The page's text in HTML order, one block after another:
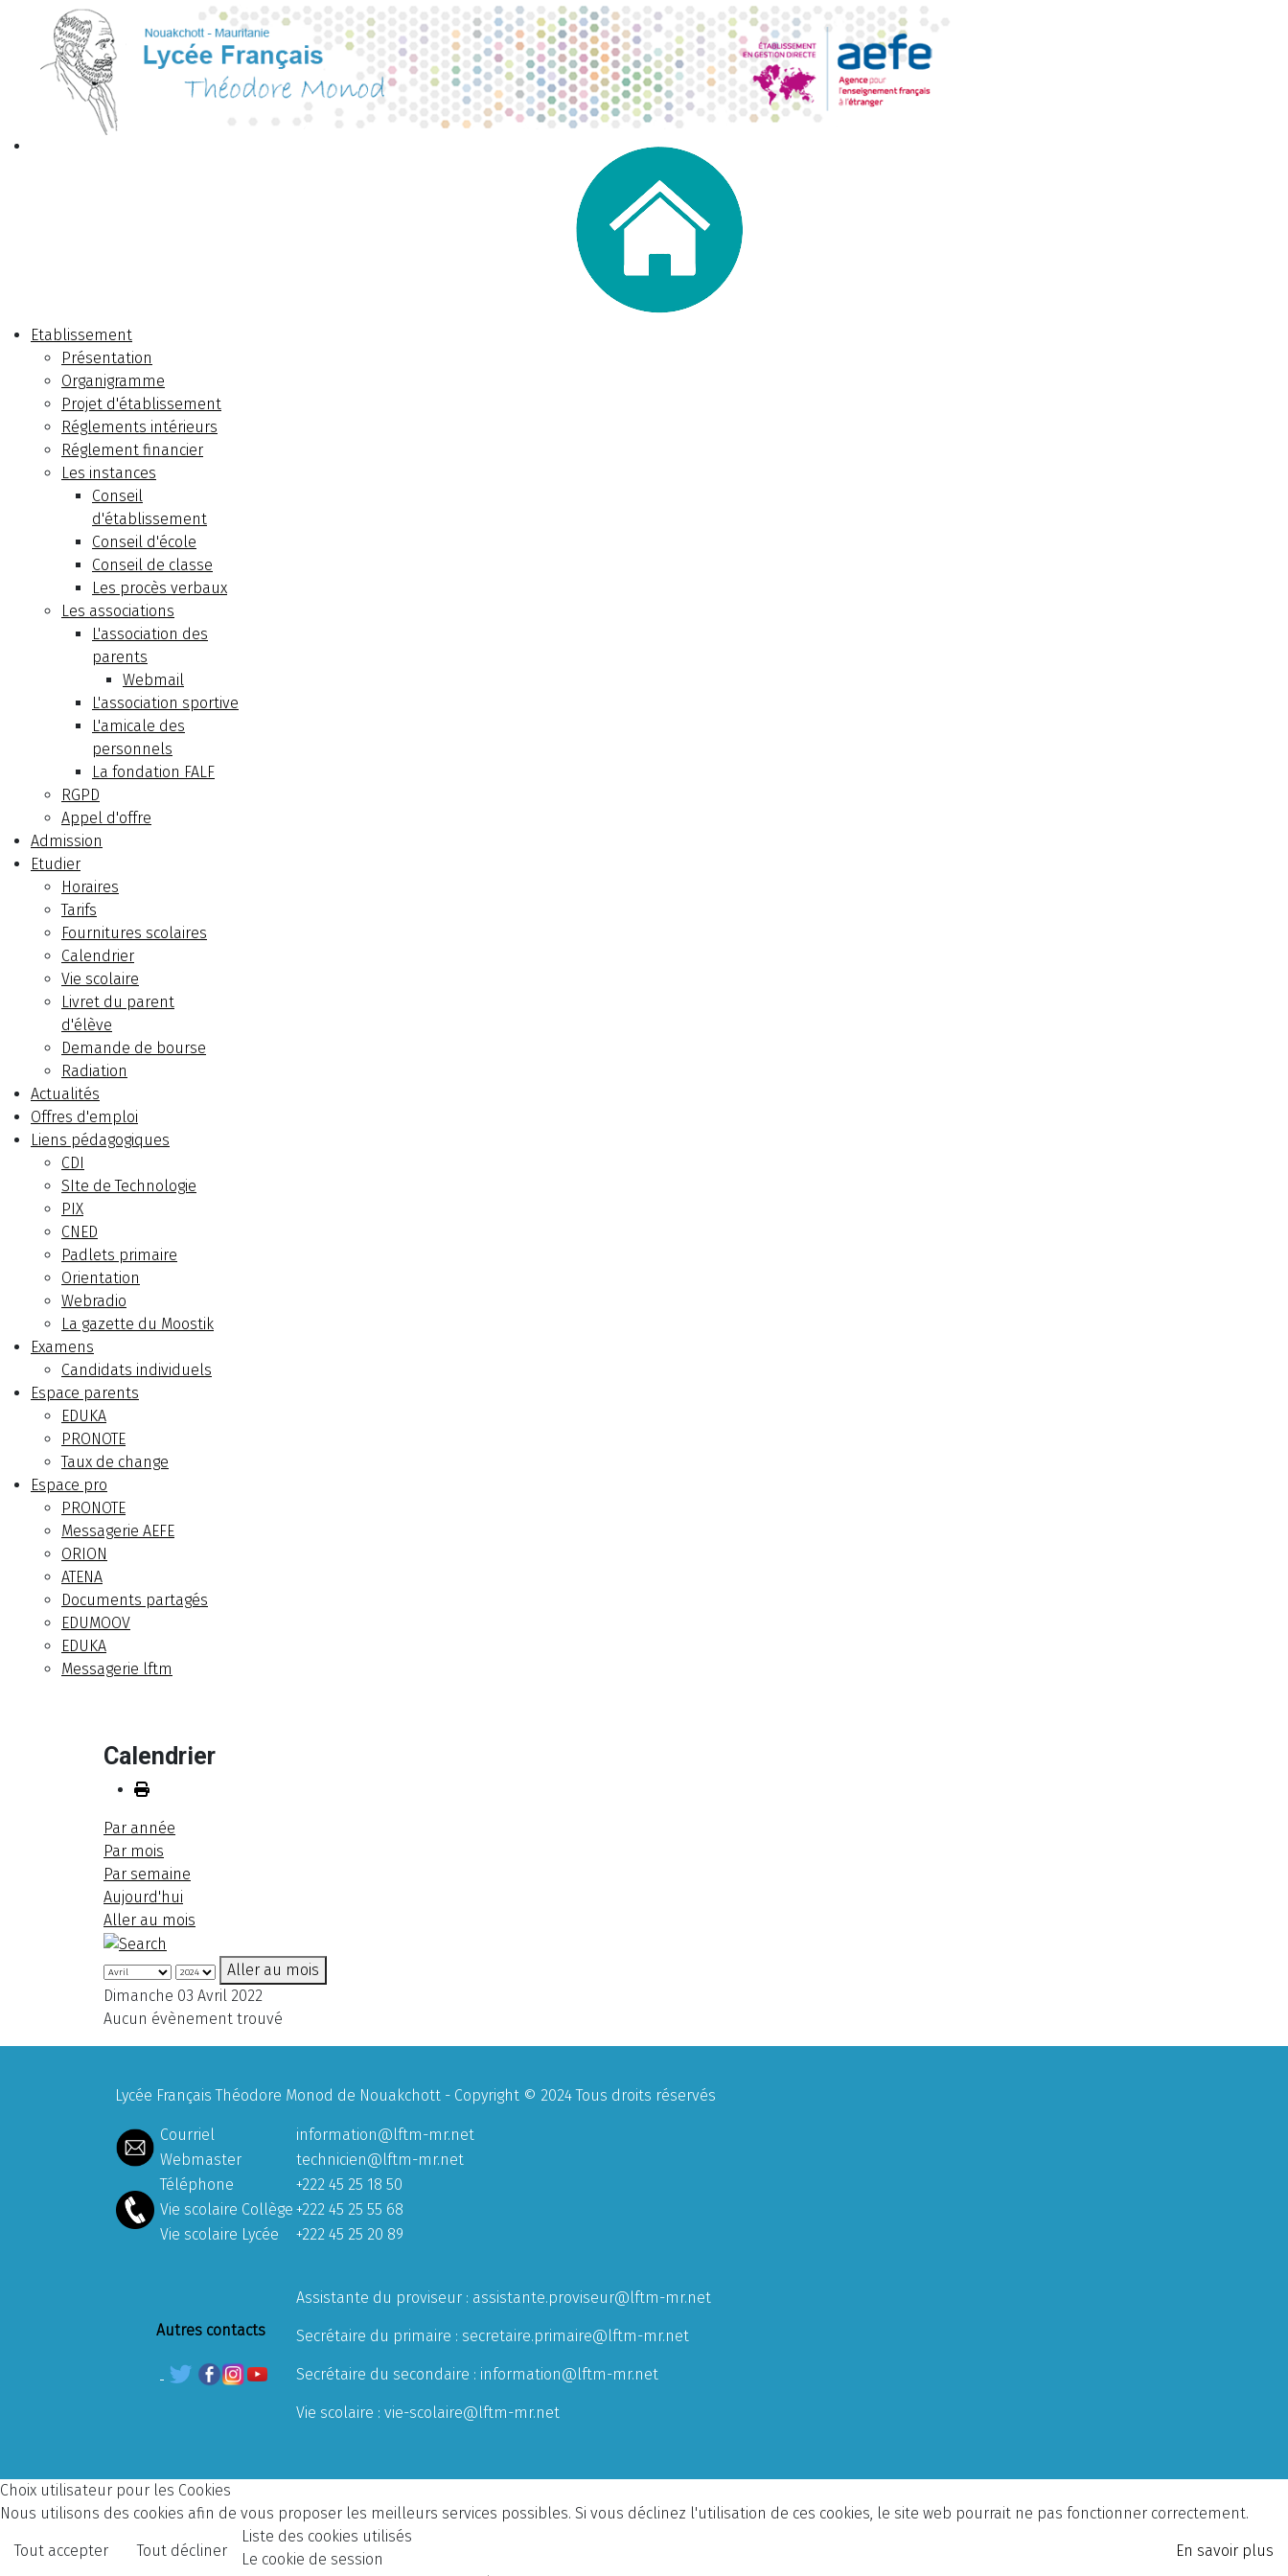
Etablissement
Présentation
Organigramme
Projet d'établissement
Réglements intérieurs
Réglement financier
Les instances
Conseil
d'établissement
Conseil d'école
Conseil de classe
Les procès verbaux
Les associations
L'association des
parents
Webmail
L'association sportive
L'amicale des
personnels
La fondation FALF
RGPD
Appel d'offre
Admission
Etudier
Horaires
Tarifs
Fournitures scolaires
Calendrier
Vie scolaire
Livret du parent
d'élève
Demande de bourse
Radiation
Actualités
Offres d'emploi
Liens pédagogiques
CDI
SIte de Technologie
PIX
CNED
Padlets primaire
Orientation
Webradio
La gazette du Moostik
Examens
Candidats individuels
Espace parents
EDUKA
PRONOTE
Taux de change
Espace pro
PRONOTE
Messagerie AEFE
ORION
ATENA
Documents partagés
EDUMOOV
EDUKA
Messagerie lftm
Calendrier
Par année
Par mois
Par semaine
Aujourd'hui
Aller au mois
Aller au mois
Dimanche 03 Avril 2022
Aucun évènement trouvé
Lycée Français Théodore Monod de Nouakchott - Copyright © 2024 Tous droits réservés
Courriel
information@lftm-mr.net
Webmaster
technicien@lftm-mr.net
Téléphone
+222 45 25 18 50
Vie scolaire Collège +222 45 25 55 68
Vie scolaire Lycée
+222 45 25 20 89
Autres contacts
Assistante du proviseur : assistante.proviseur@lftm-mr.net
Secrétaire du primaire : secretaire.primaire@lftm-mr.net
Secrétaire du secondaire : information@lftm-mr.net
Vie scolaire : vie-scolaire@lftm-mr.net
Choix utilisateur pour les Cookies
Nous utilisons des cookies afin de vous proposer les meilleurs services possibles. Si vous déclinez l'utilisation de ces cookies, le site web pourrait ne pas fonctionner correctement.
Tout accepter Tout décliner En savoir plus
Liste des cookies utilisés
Le cookie de session